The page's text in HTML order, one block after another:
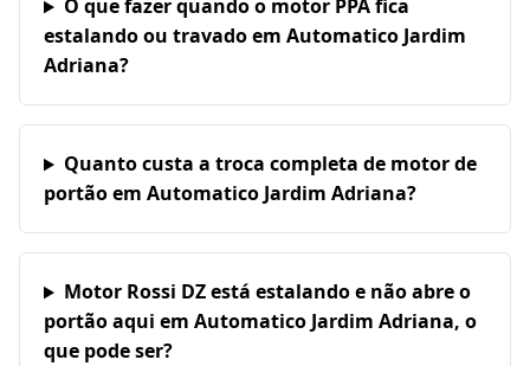
O que fazer quando o motor PPA fica
estalando ou travado em Automatico Jardim
Adriana?
Quanto custa a troca completa de motor de
portão em Automatico Jardim Adriana?
Motor Rossi DZ está estalando e não abre o
portão aqui em Automatico Jardim Adriana, o
que pode ser?